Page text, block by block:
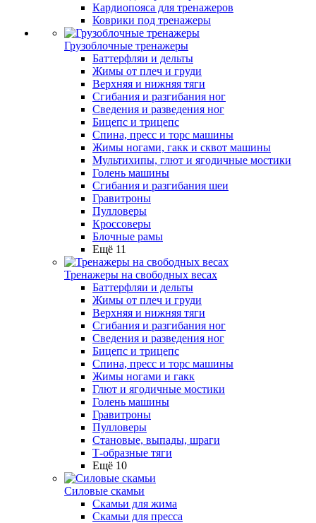
Кардиопояса для тренажеров
Коврики под тренажеры
Грузоблочные тренажеры
Баттерфляи и дельты
Жимы от плеч и груди
Верхняя и нижняя тяги
Сгибания и разгибания ног
Сведения и разведения ног
Бицепс и трицепс
Спина, пресс и торс машины
Жимы ногами, гакк и сквот машины
Мультихипы, глют и ягодичные мостики
Голень машины
Сгибания и разгибания шеи
Гравитроны
Пулловеры
Кроссоверы
Блочные рамы
Ещё 11
Тренажеры на свободных весах
Баттерфляи и дельты
Жимы от плеч и груди
Верхняя и нижняя тяги
Сгибания и разгибания ног
Сведения и разведения ног
Бицепс и трицепс
Спина, пресс и торс машины
Жимы ногами и гакк
Глют и ягодичные мостики
Голень машины
Гравитроны
Пулловеры
Становые, выпады, шраги
Т-образные тяги
Ещё 10
Силовые скамьи
Скамьи для жима
Скамьи для пресса